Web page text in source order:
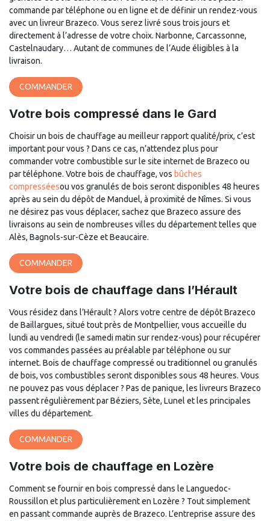
commande par téléphone ou en ligne et de définir un rendez-vous
avec un livreur Brazeco. Vous serez livré sous trois jours et
directement à l’adresse de votre choix. Narbonne, Carcassonne,
Castelnaudary… Autant de communes de l’Aude éligibles à la
livraison.
COMMANDER
Votre bois compressé dans le Gard
Choisir un bois de chauffage au meilleur rapport qualité/prix, c’est
important pour vous ? Dans ce cas, n’attendez plus pour
commander votre combustible sur le site internet de Brazeco ou
par téléphone. Votre bois de chauffage, vos bûches
compresséesou vos granulés de bois seront disponibles 48 heures
après au sein du dépôt de Manduel, à proximité de Nîmes. Si vous
ne désirez pas vous déplacer, sachez que Brazeco assure des
livraisons au sein de nombreuses villes du département telles que
Alès, Bagnols-sur-Cèze et Beaucaire.
COMMANDER
Votre bois de chauffage dans l’Hérault
Vous résidez dans l’Hérault ? Alors votre centre de dépôt Brazeco
de Baillargues, situé tout près de Montpellier, vous accueille du
lundi au vendredi (le samedi matin sur rendez-vous) pour récupérer
vos commandes passées au préalable par téléphone ou sur
internet. Bois de chauffage compressé ou traditionnel ou granulés
de bois, vos combustibles seront disponibles sous 48 heures. Vous
ne pouvez pas vous déplacer ? Pas de panique, les livreurs Brazeco
passent régulièrement par Béziers, Sète, Lunel et les principales
villes du département.
COMMANDER
Votre bois de chauffage en Lozère
Comment se fournir en bois compressé dans le Languedoc-
Roussillon et plus particulièrement en Lozère ? Tout simplement
en passant commande auprès de Brazeco. L’entreprise assure des